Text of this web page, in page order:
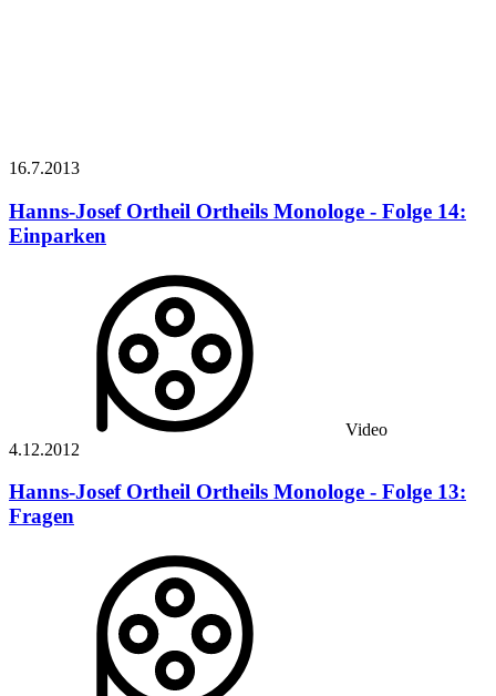
16.7.2013
Hanns-Josef Ortheil Ortheils Monologe - Folge 14:
Einparken
Video
4.12.2012
Hanns-Josef Ortheil Ortheils Monologe - Folge 13:
Fragen